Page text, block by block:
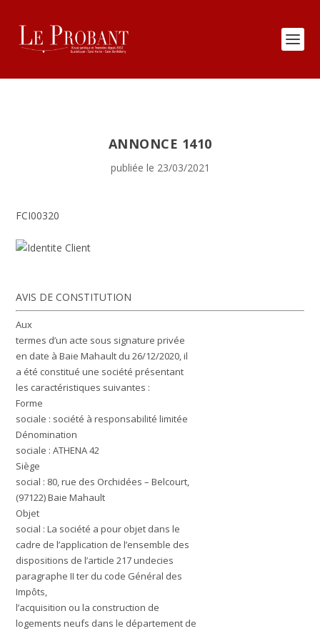
ANNONCE 1410
publiée le 23/03/2021
FCI00320
AVIS DE CONSTITUTION
Aux
termes d’un acte sous signature privée
en date à Baie Mahault du 26/12/2020, il
a été constitué une société présentant
les caractéristiques suivantes :
Forme
sociale : société à responsabilité limitée
Dénomination
sociale : ATHENA 42
Siège
social : 80, rue des Orchidées – Belcourt,
(97122) Baie Mahault
Objet
social : La société a pour objet dans le
cadre de l’application de l’ensemble des
dispositions de l’article 217 undecies
paragraphe II ter du code Général des
Impôts,
l’acquisition ou la construction de
logements neufs dans le département de